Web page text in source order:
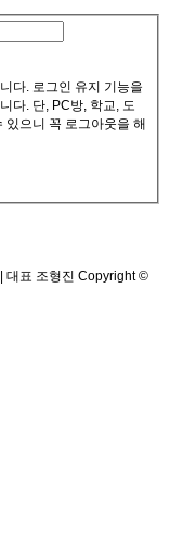
다. 로그인 유지 기능을
다. 단, PC방, 학교, 도
으니 꼭 로그아웃을 해
대표 조형진 Copyright ©